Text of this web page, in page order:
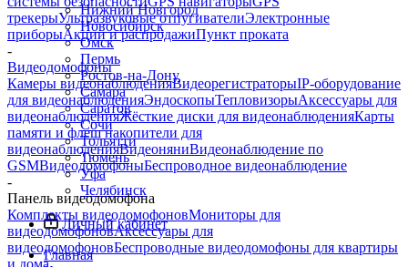
Нижний Новгород
Новосибирск
Омск
Пермь
Ростов-на-Дону
Самара
Саратов
Сочи
Тольятти
Тюмень
Уфа
Челябинск
Личный кабинет
Главная
трекерыУльтразвуковые отпугивателиЭлектронные
приборыАкции и распродажиПункт проката
-
Видеодомофоны
Камеры видеонаблюденияВидеорегистраторыIP-оборудование
для видеонаблюденияЭндоскопыТепловизорыАксессуары для
видеонаблюденияЖёсткие диски для видеонаблюденияКарты
памяти и флеш накопители для
видеонаблюденияВидеоняниВидеонаблюдение по
GSMВидеодомофоныБеспроводное видеонаблюдение
-
Панель видеодомофона
Комплекты видеодомофоновМониторы для
видеодомофоновАксессуары для
видеодомофоновБеспроводные видеодомофоны для квартиры
и дома